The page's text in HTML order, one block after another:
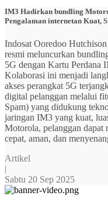
IM3 Hadirkan bundling
Pengalaman internetan Kuat,
Indosat Ooredoo
resmi meluncurkan
5G dengan Kartu Perdana
Kolaborasi ini menjadi
akses perangkat 5G
digital pelanggan melalui
Spam) yang didukung
jaringan IM3 yang kuat,
Motorola, pelanggan dapat
cepat, aman, dan
Artikel
|
Sabtu 20 Sep 2025